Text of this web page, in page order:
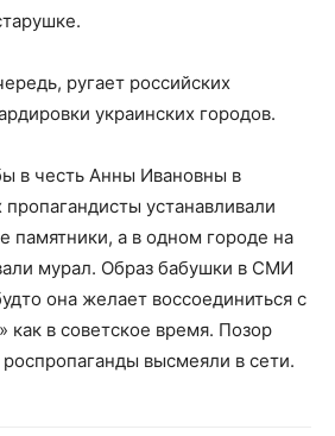
ругает российских
украинских городов.
в честь Анны Ивановны в
пропагандисты устанавливали
а в одном городе на
мурал. Образ бабушки в СМИ
она желает воссоединиться с
как в советское время. Позор
высмеяли в сети.